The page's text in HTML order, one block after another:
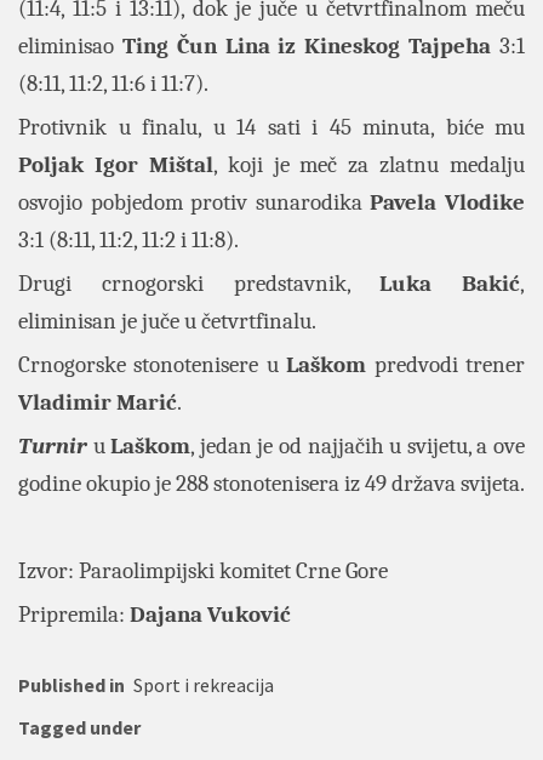
(11:4, 11:5 i 13:11), dok je juče u četvrtfinalnom meču
eliminisao Ting Čun Lina iz Kineskog Tajpeha 3:1
(8:11, 11:2, 11:6 i 11:7).
Protivnik u finalu, u 14 sati i 45 minuta, biće mu
Poljak Igor Mištal, koji je meč za zlatnu medalju
osvojio pobjedom protiv sunarodikaPavela Vlodike
3:1 (8:11, 11:2, 11:2 i 11:8).
Drugi crnogorski predstavnik,Luka Bakić,
eliminisan je juče u četvrtfinalu.
Crnogorske stonotenisere uLaškom predvodi trener
Vladimir Marić.
Turnir uLaškom, jedan je od najjačih u svijetu, a ove
godine okupio je 288 stonotenisera iz 49 država svijeta.
Izvor: Paraolimpijski komitet Crne Gore
Pripremila: Dajana Vuković
Published in Sport i rekreacija
Tagged under